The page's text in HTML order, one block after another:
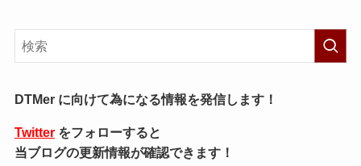
DTMer に向けて為になる情報を発信します！
Twitter をフォローすると
当ブログの更新情報が確認できます！